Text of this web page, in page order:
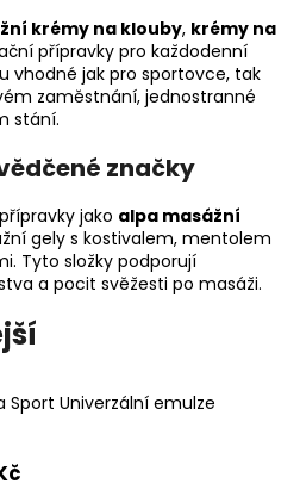
krémy na klouby, krémy na
přípravky pro každodenní
vhodné jak pro sportovce, tak
zaměstnání, jednostranné
stání.
značky
jako alpa masážní
gely s kostivalem, mentolem
Tyto složky podporují
a pocit svěžesti po masáži.
Sport Univerzální emulze